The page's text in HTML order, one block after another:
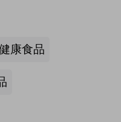
康食品
系统：山东上正信息科